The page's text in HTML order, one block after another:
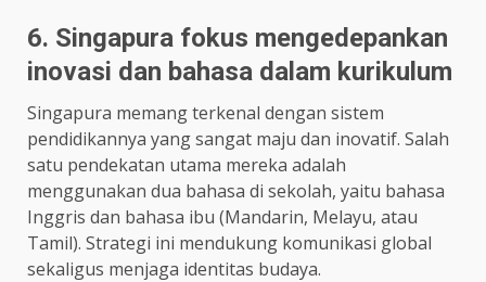
6. Singapura fokus mengedepankan
inovasi dan bahasa dalam kurikulum
Singapura memang terkenal dengan sistem
pendidikannya yang sangat maju dan inovatif. Salah
satu pendekatan utama mereka adalah
menggunakan dua bahasa di sekolah, yaitu bahasa
Inggris dan bahasa ibu (Mandarin, Melayu, atau
Tamil). Strategi ini mendukung komunikasi global
sekaligus menjaga identitas budaya.